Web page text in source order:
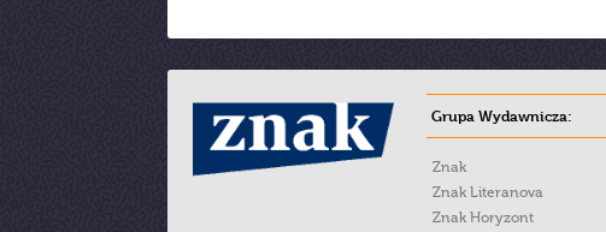
Grupa Wydawnicza:
Znak
Znak Literanova
Znak Horyzont